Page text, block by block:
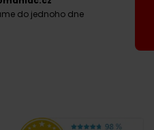
do jednoho dne